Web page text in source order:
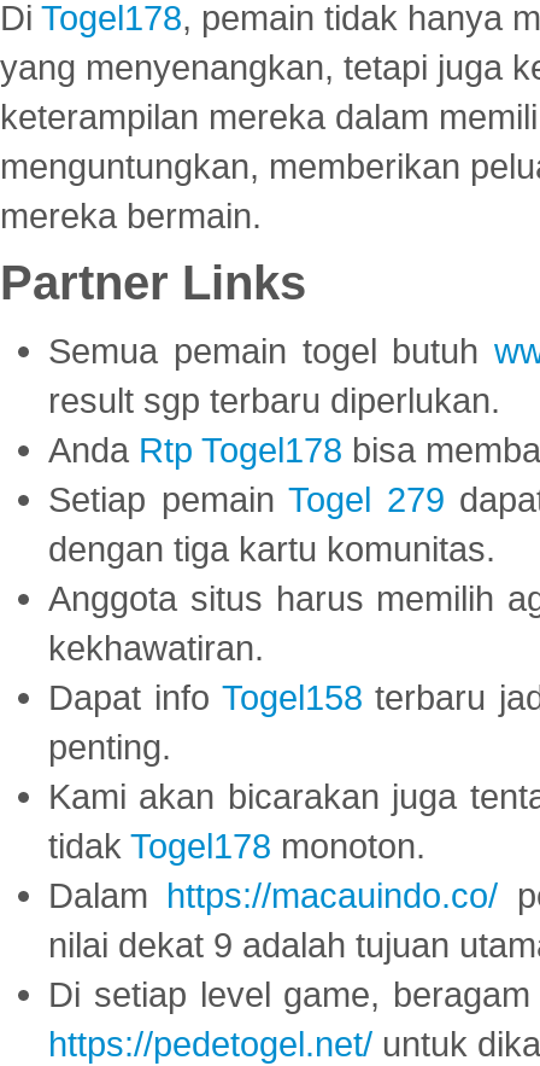
Di Togel178, pemain tidak hanya
yang menyenangkan, tetapi juga
keterampilan mereka dalam
menguntungkan, memberikan
mereka bermain.
Partner Links
Semua pemain togel butuh
result sgp terbaru diperlukan.
Anda Rtp Togel178 bisa
Setiap pemainTogel 279
dengan tiga kartu komunitas.
Anggota situs harus memilih
kekhawatiran.
Dapat info Togel158 terbaru
penting.
Kami akan bicarakan juga
tidak Togel178 monoton.
Dalam https://macauindo.co/
nilai dekat 9 adalah tujuan
Di setiap level game,
https://pedetogel.net/ untuk